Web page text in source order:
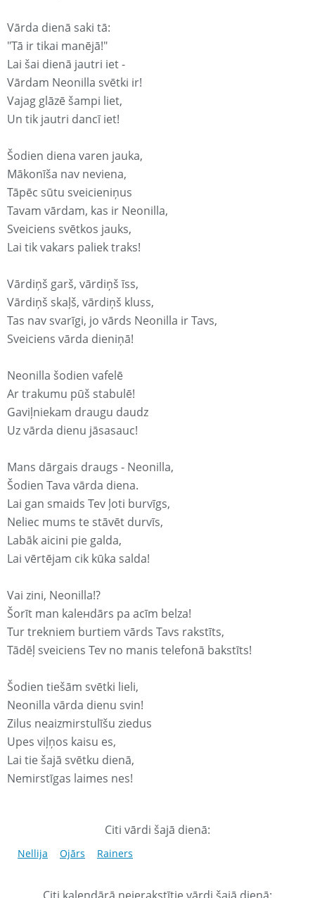
Vārda dienā saki tā:
"Tā ir tikai manējā!"
Lai šai dienā jautri iet -
Vārdam Neonilla svētki ir!
Vajag glāzē šampi liet,
Un tik jautri dancī iet!
Šodien diena varen jauka,
Mākonīša nav neviena,
Tāpēc sūtu sveicieniņus
Tavam vārdam, kas ir Neonilla,
Sveiciens svētkos jauks,
Lai tik vakars paliek traks!
Vārdiņš garš, vārdiņš īss,
Vārdiņš skaļš, vārdiņš kluss,
Tas nav svarīgi, jo vārds Neonilla ir Tavs,
Sveiciens vārda dieniņā!
Neonilla šodien vafelē
Ar trakumu pūš stabulē!
Gaviļniekam draugu daudz
Uz vārda dienu jāsasauc!
Mans dārgais draugs - Neonilla,
Šodien Tava vārda diena.
Lai gan smaids Tev ļoti burvīgs,
Neliec mums te stāvēt durvīs,
Labāk aicini pie galda,
Lai vērtējam cik kūka salda!
Vai zini, Neonilla!?
Šorīt man kaleнdārs pa acīm belza!
Tur trekniem burtiem vārds Tavs rakstīts,
Tādēļ sveiciens Tev no manis telefonā bakstīts!
Šodien tiešām svētki lieli,
Neonilla vārda dienu svin!
Zilus neaizmirstulīšu ziedus
Upes viļņos kaisu es,
Lai tie šajā svētku dienā,
Nemirstīgas laimes nes!
Citi vārdi šajā dienā:
Nellija Ojārs Rainers